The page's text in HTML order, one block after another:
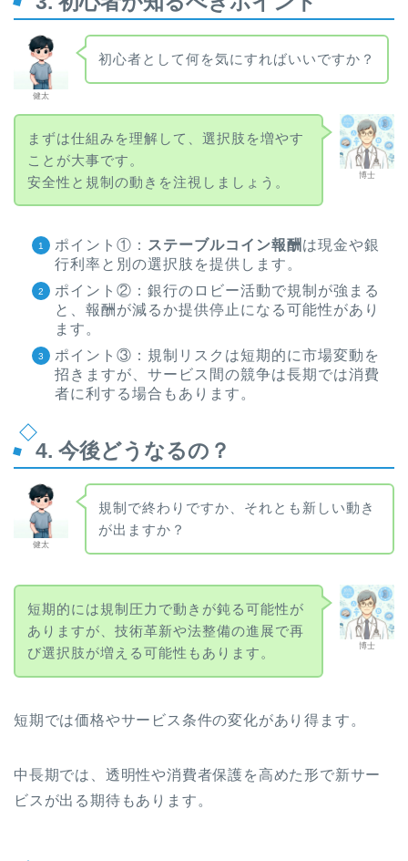
健太
初心者として何を気にすればいいですか？
博士
まずは仕組みを理解して、選択肢を増やす
ことが大事です。
安全性と規制の動きを注視しましょう。
ポイント①： ステーブルコイン報酬 は現金や銀
行利率と別の選択肢を提供します。
ポイント②：銀行のロビー活動で規制が強まる
と、報酬が減るか提供停止になる可能性があり
ます。
ポイント③：規制リスクは短期的に市場変動を
招きますが、サービス間の競争は長期では消費
者に利する場合もあります。
4. 今後どうなるの？
健太
規制で終わりですか、それとも新しい動き
が出ますか？
博士
短期的には規制圧力で動きが鈍る可能性が
ありますが、技術革新や法整備の進展で再
び選択肢が増える可能性もあります。
短期では価格やサービス条件の変化があり得ます。
中長期では、透明性や消費者保護を高めた形で新サー
ビスが出る期待もあります。